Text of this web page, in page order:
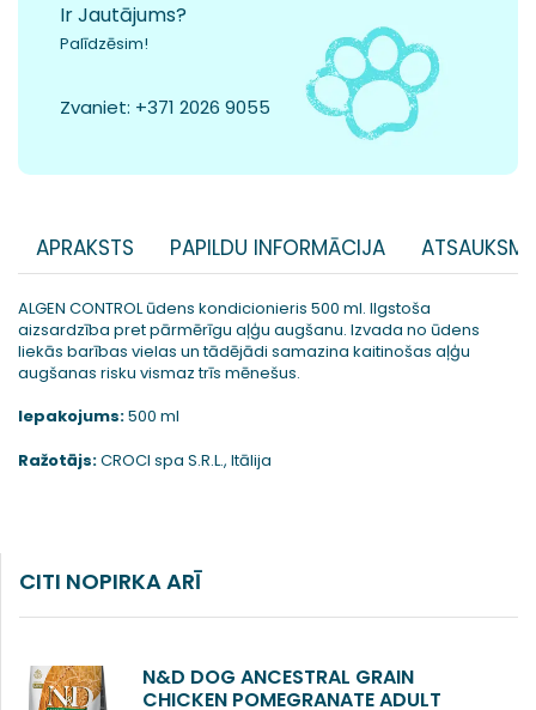
Ir Jautājums?
Palīdzēsim!
Zvaniet: +371 2026 9055
APRAKSTS PAPILDU INFORMĀCIJA
ALGEN CONTROL ūdens kondicionieris 500 ml. Ilgstoša
aizsardzība pret pārmērīgu aļģu augšanu. Izvada no ūdens
liekās barības vielas un tādējādi samazina kaitinošas aļģu
augšanas risku vismaz trīs mēnešus.
Iepakojums:500 ml
Ražotājs:CROCI spa S.R.L., Itālija
CITI NOPIRKA ARĪ
N&D DOG ANCESTRAL GRAIN
CHICKEN POMEGRANATE ADULT